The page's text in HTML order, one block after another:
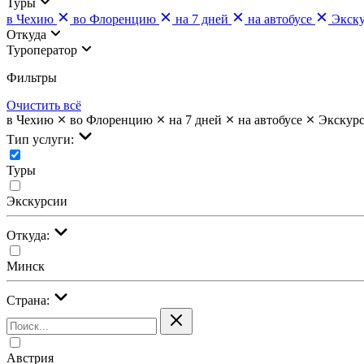
в Чехию
во Флоренцию на 7 дней на автобусе
Откуда
Туроператор
Фильтры
Очистить всё
в Чехию
во Флоренцию на 7 дней на автобусе
Тип услуги:
Туры
Экскурсии
Откуда:
Минск
Страна:
Австрия